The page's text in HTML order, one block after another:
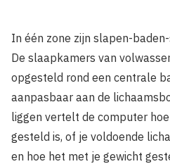
In één zone zijn slapen-
De slaapkamers van
opgesteld rond een centrale
aanpasbaar aan de
liggen vertelt de computer
gesteld is, of je voldoende
en hoe het met je gewicht